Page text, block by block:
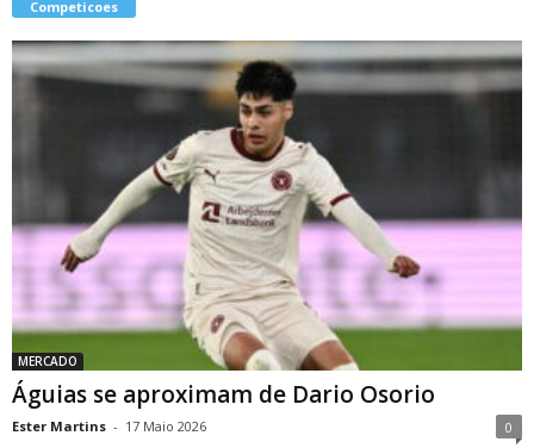
Competicoes
MERCADO
Águias se aproximam de Dario Osorio
Ester Martins - 17 Maio 2026 0